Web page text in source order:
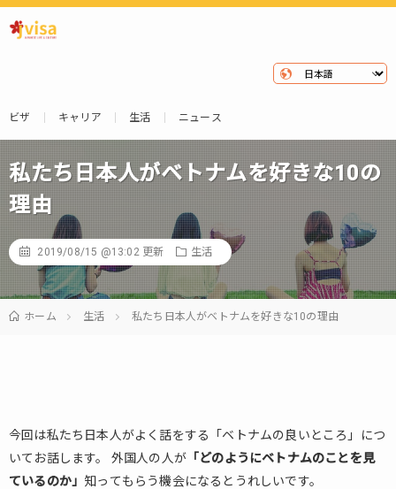
ビザ キャリア 生活 ニュース
私たち日本人がベトナムを好きな10の
理由
2019/08/15 @13:02更新 生活
ホーム 生活 私たち日本人がベトナムを好きな10の理由
今回は私たち日本人がよく話をする「ベトナムの良いところ」につ
いてお話します。 外国人の人が「どのようにベトナムのことを見
ているのか」 知ってもらう機会になるとうれしいです。